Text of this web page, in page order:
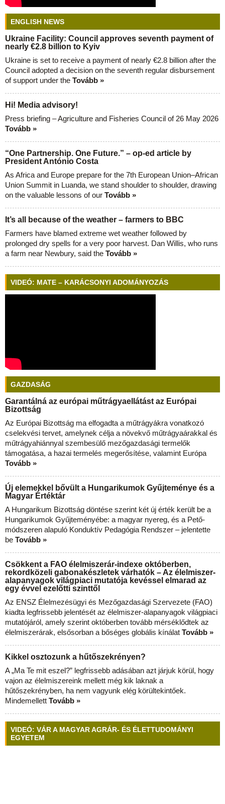
ENGLISH NEWS
Ukraine Facility: Council approves seventh payment of
nearly €2.8 billion to Kyiv
Ukraine is set to receive a payment of nearly €2.8 billion after the
Council adopted a decision on the seventh regular disbursement
of support under the Tovább »
Hi! Media advisory!
Press briefing – Agriculture and Fisheries Council of 26 May 2026
Tovább »
“One Partnership. One Future.” – op-ed article by
President António Costa
As Africa and Europe prepare for the 7th European Union–African
Union Summit in Luanda, we stand shoulder to shoulder, drawing
on the valuable lessons of our Tovább »
It’s all because of the weather – farmers to BBC
Farmers have blamed extreme wet weather followed by
prolonged dry spells for a very poor harvest. Dan Willis, who runs
a farm near Newbury, said the Tovább »
VIDEÓ: MATE – KARÁCSONYI ADOMÁNYOZÁS
GAZDASÁG
Garantálná az európai műtrágyaellátást az Európai
Bizottság
Az Európai Bizottság ma elfogadta a műtrágyákra vonatkozó
cselekvési tervet, amelynek célja a növekvő műtrágyaárakkal és
műtrágyahiánnyal szembesülő mezőgazdasági termelők
támogatása, a hazai termelés megerősítése, valamint Európa
Tovább »
Új elemekkel bővült a Hungarikumok Gyűjteménye és a
Magyar Értéktár
A Hungarikum Bizottság döntése szerint két új érték került be a
Hungarikumok Gyűjteményébe: a magyar nyereg, és a Pető-
módszeren alapuló Konduktív Pedagógia Rendszer – jelentette
be Tovább »
Csökkent a FAO élelmiszerár-indexe októberben,
rekordközeli gabonakészletek várhatók – Az élelmiszer-
alapanyagok világpiaci mutatója kevéssel elmarad az
egy évvel ezelőtti szinttől
Az ENSZ Élelmezésügyi és Mezőgazdasági Szervezete (FAO)
kiadta legfrissebb jelentését az élelmiszer-alapanyagok világpiaci
mutatójáról, amely szerint októberben tovább mérséklődtek az
élelmiszerárak, elsősorban a bőséges globális kínálat Tovább »
Kikkel osztozunk a hűtőszekrényen?
A „Ma Te mit eszel?” legfrissebb adásában azt járjuk körül, hogy
vajon az élelmiszereink mellett még kik laknak a
hűtőszekrényben, ha nem vagyunk elég körültekintőek.
Mindemellett Tovább »
VIDEÓ: VÁR A MAGYAR AGRÁR- ÉS ÉLETTUDOMÁNYI
EGYETEM